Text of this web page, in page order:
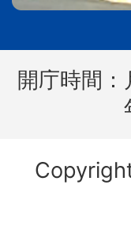
開庁時間：